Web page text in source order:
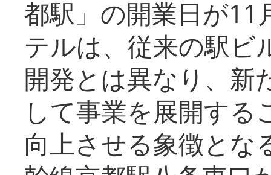
都駅」の開業日が11
テルは、従来の駅ビ
開発とは異なり、新
して事業を展開する
向上させる象徴とな